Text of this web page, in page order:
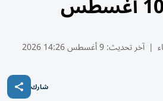
| آخر تحديث:9 أغسطس 14:26 2026
شارك